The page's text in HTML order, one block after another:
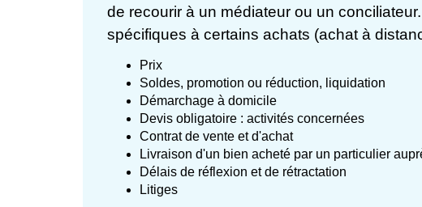
de recourir à un médiateur ou un
spécifiques à certains achats (achat à
Prix
Soldes, promotion ou réduction, liquidation
Démarchage à domicile
Devis obligatoire : activités concernées
Contrat de vente et d'achat
Livraison d'un bien acheté par un particulier
Délais de réflexion et de rétractation
Litiges